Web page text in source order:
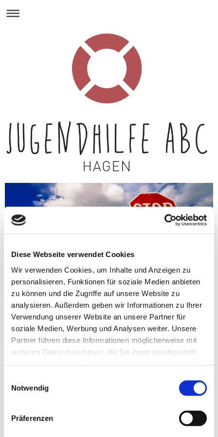
Diese Webseite verwendet Cookies
Wir verwenden Cookies, um Inhalte und Anzeigen zu
personalisieren, Funktionen für soziale Medien anbieten
zu können und die Zugriffe auf unsere Website zu
analysieren. Außerdem geben wir Informationen zu Ihrer
Verwendung unserer Website an unsere Partner für
soziale Medien, Werbung und Analysen weiter. Unsere
Partner führen diese Informationen möglicherweise mit
weiteren Daten zusammen, die Sie ihnen bereitgestellt
Notwendig
Präferenzen
Anti-Mobbing/Cybermobbing-
Training
"Verbunden werden auch die Schwachen mächtig."
Friedrich von Schiller
Das Anti-Mobbing/Cybermobbing- Training richtet sich an
ausgerichtet, vorhandene Mobbingsituationen in Schulen und
Einrichtungen zu bearbeiten. Dies gilt für direktes Mobbing, wie
transportiert wird. Die Inhalte sind ähnlich wie beim sozialen
Kompetenztraining, allerdings liegt der Fokus auf der Täter-